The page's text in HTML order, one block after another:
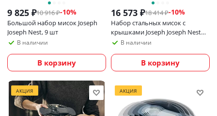
9 825 ₽10 916₽-10%
Большой набор мисок Joseph
Joseph Nest, 9 шт
В наличии
В корзину
16 573 ₽18 414₽-10%
Набор стальных мисок с
крышками Joseph Joseph Nest
Prep Коллекция 100
В наличии
В корзину
АКЦИЯ АКЦИЯ